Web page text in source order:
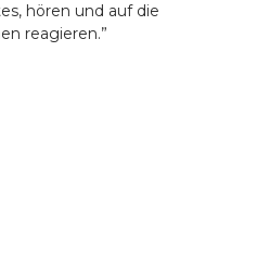
hören und auf die
reagieren.”